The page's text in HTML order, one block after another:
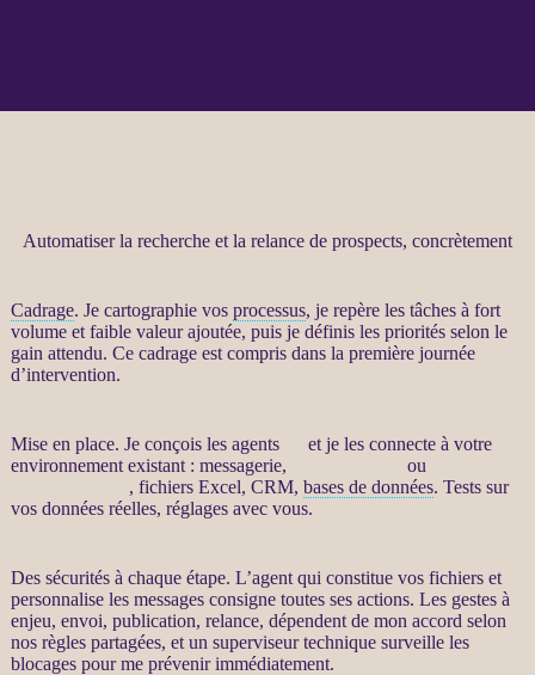
Automatiser la recherche et la relance de prospects, concrètement
Cadrage. Je cartographie vos processus, je repère les tâches à fort
volume et faible valeur ajoutée, puis je définis les priorités selon le
gain attendu. Ce cadrageest compris dans la première journée
d’intervention.
Mise en place. Je conçois les agents
et je les connecte à votre
environnement existant : messagerie,
ou
, fichiers Excel, CRM, bases de données. Tests sur
vos donnéesréelles, réglages avec vous.
Des sécurités à chaque étape. L’agentqui constitue vos fichiers et
personnalise les messages consigne toutes ses actions. Les gestes à
enjeu, envoi, publication, relance, dépendent de mon accord selon
nos règles partagées, et un superviseur technique surveille les
blocages pour me prévenir immédiatement.